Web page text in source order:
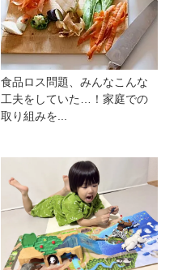
食品ロス問題、みんなこんな
工夫をしていた…！家庭での
取り組みを...